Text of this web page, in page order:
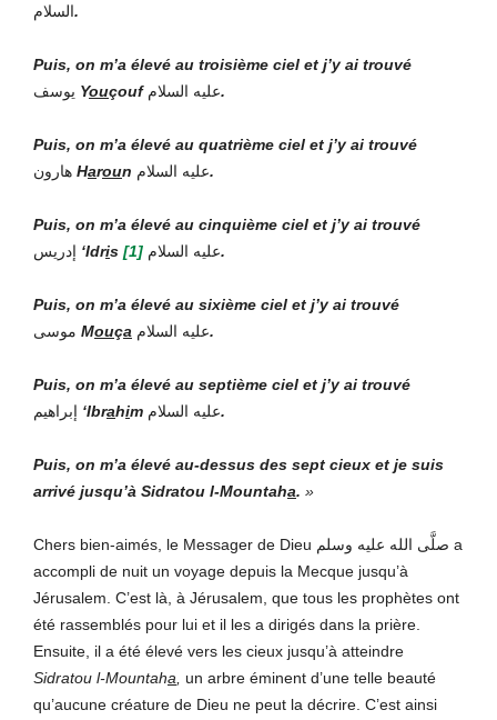
السلام.
Puis, on m’a élevé au troisième ciel et j’y ai trouvé
يوسف Youçouf عليه السلام.
Puis, on m’a élevé au quatrième ciel et j’y ai trouvé
هارون Haroun عليه السلام.
Puis, on m’a élevé au cinquième ciel et j’y ai trouvé
إدريس ‘Idris عليه السلام [1] .
Puis, on m’a élevé au sixième ciel et j’y ai trouvé
موسى Mouça عليه السلام.
Puis, on m’a élevé au septième ciel et j’y ai trouvé
إبراهيم ‘Ibrahim عليه السلام.
Puis, on m’a élevé au-dessus des sept cieux et je suis
arrivé jusqu’à Sidratou l-Mountaha. »
Chers bien-aimés, le Messager de Dieu صلَّى الله عليه وسلم a
accompli de nuit un voyage depuis la Mecque jusqu’à
Jérusalem. C’est là, à Jérusalem, que tous les prophètes ont
été rassemblés pour lui et il les a dirigés dans la prière.
Ensuite, il a été élevé vers les cieux jusqu’à atteindre
Sidratou l-Mountaha
un arbre éminent d’une telle beauté
qu’aucune créature de Dieu ne peut la décrire. C’est ainsi